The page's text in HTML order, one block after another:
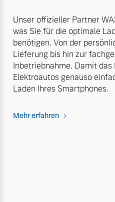
Unser offizieller Partner
was Sie für die optimale
benötigen. Von der
Lieferung bis hin zur
Inbetriebnahme. Damit das
Elektroautos genauso
Laden Ihres Smartphones.
Mehr erfahren